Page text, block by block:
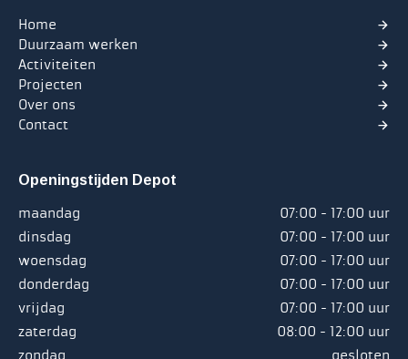
Home
Duurzaam werken
Activiteiten
Projecten
Over ons
Contact
Openingstijden Depot
maandag
07:00 - 17:00 uur
dinsdag
07:00 - 17:00 uur
woensdag
07:00 - 17:00 uur
donderdag
07:00 - 17:00 uur
vrijdag
07:00 - 17:00 uur
zaterdag
08:00 - 12:00 uur
zondag
gesloten